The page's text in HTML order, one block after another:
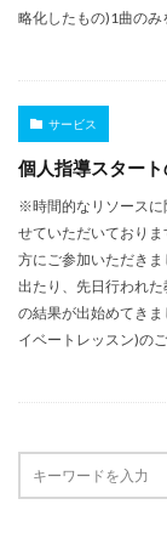
略化したもの)1曲の
サービス
個人指導スター
※時間的なリソースに
せていただいており
方にご参加いただき
出たり、先日行われ
の結果が出始めてき
イベートレッスン)の